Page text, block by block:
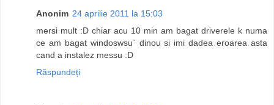
Anonim 24 aprilie 2011 la 15:03
mersi mult :D chiar acu 10 min am bagat driverele k numa
ce am bagat windoswsu` dinou si imi dadea eroarea asta
cand a instalez messu :D
Răspundeți